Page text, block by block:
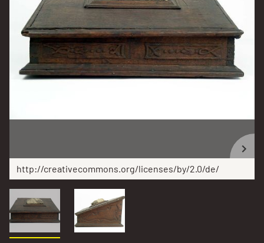
http://creativecommons.org/licenses/by/2.0/de/